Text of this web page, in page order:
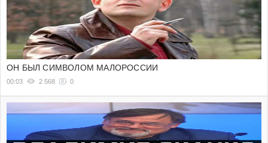
ОН БЫЛ СИМВОЛОМ МАЛОРОССИИ
00:03 2 568 0